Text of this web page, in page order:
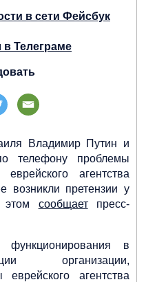
в сети Фейсбук
Телеграме
Владимир Путин и
телефону проблемы
агентства
возникли претензии у
этом сообщаетпресс-
функционирования в
организации,
агентства